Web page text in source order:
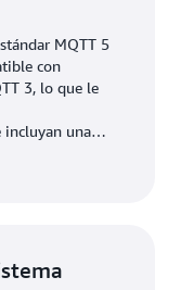
MQTT 5
con
3, lo que le
incluyan una